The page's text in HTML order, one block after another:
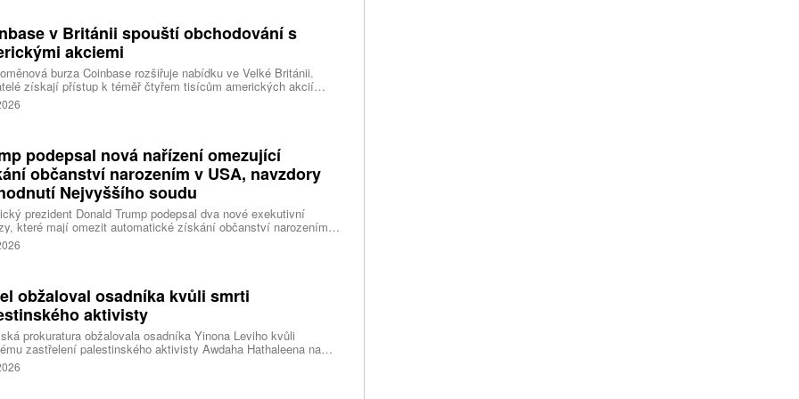
v Británii spouští obchodování s
akciemi
burza Coinbase rozšiřuje nabídku ve Velké Británii.
získají přístup k téměř čtyřem tisícům amerických akcií
v aplikaci, ve které spravují kryptoměny a běžné peníze.
podepsal nová nařízení omezující
občanství narozením v USA, navzdory
Nejvyššího soudu
prezident Donald Trump podepsal dva nové exekutivní
které mají omezit automatické získání občanství narozením
Spojených států. Přichází s nimi jen několik týdnů poté, co
soud odmítl jeho předchozí pokus.
obžaloval osadníka kvůli smrti
aktivisty
prokuratura obžalovala osadníka Yinona Leviho kvůli
zastřelení palestinského aktivisty Awdaha Hathaleena na
Západním břehu Jordánu. Levi vinu odmítá a tvrdí, že
v sebeobraně.